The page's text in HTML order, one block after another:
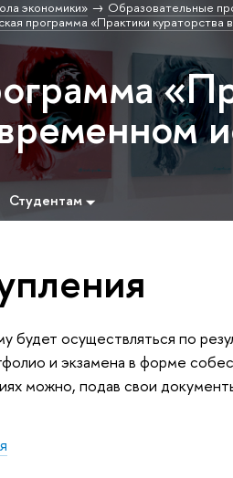
экономики»
Образовательные
программа «Практики кураторства
Студентам
будет осуществляться по
и экзамена в форме
можно, подав свои